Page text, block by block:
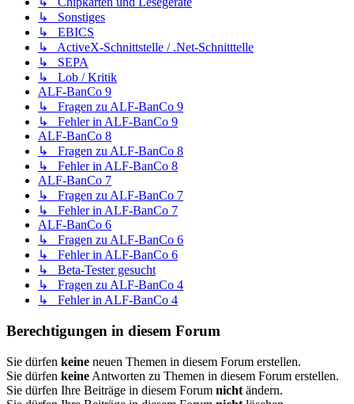
↳ Sonstiges
↳ EBICS
↳ ActiveX-Schnittstelle / .Net-Schnitttelle
↳ SEPA
↳ Lob / Kritik
ALF-BanCo 9
↳ Fragen zu ALF-BanCo 9
↳ Fehler in ALF-BanCo 9
ALF-BanCo 8
↳ Fragen zu ALF-BanCo 8
↳ Fehler in ALF-BanCo 8
ALF-BanCo 7
↳ Fragen zu ALF-BanCo 7
↳ Fehler in ALF-BanCo 7
ALF-BanCo 6
↳ Fragen zu ALF-BanCo 6
↳ Fehler in ALF-BanCo 6
↳ Beta-Tester gesucht
↳ Fragen zu ALF-BanCo 4
↳ Fehler in ALF-BanCo 4
Berechtigungen in diesem Forum
Sie dürfen keine neuen Themen in diesem Forum erstellen.
Sie dürfen keine Antworten zu Themen in diesem Forum erstellen.
Sie dürfen Ihre Beiträge in diesem Forum nicht ändern.